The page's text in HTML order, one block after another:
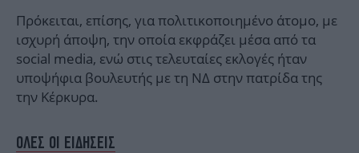
Πρόκειται, επίσης, για πολιτικοποιημένο άτομο, με
ισχυρή άποψη, την οποία εκφράζει μέσα από τα
social media, ενώ στις τελευταίες εκλογές ήταν
υποψήφια βουλευτής με τη ΝΔ στην πατρίδα της
την Κέρκυρα.
ΟΛΕΣ ΟΙ ΕΙΔΗΣΕΙΣ